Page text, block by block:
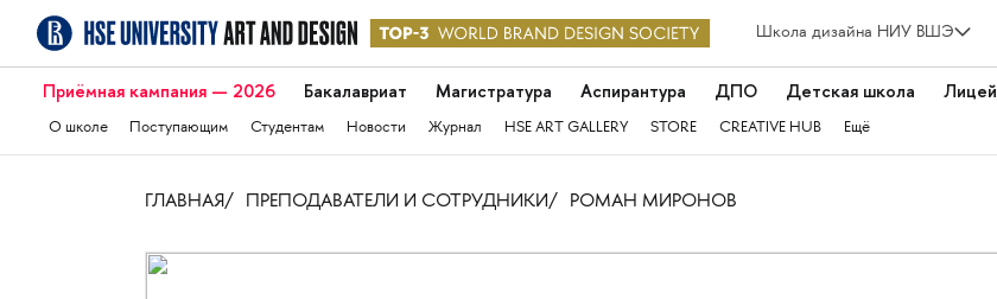
Школа дизайна НИУ ВШЭ
Приёмная кампания — 2026 Бакалавриат Магистратура Аспирантура ДПО Детская школа Лицей
О школе Поступающим Студентам Новости Журнал HSE ART GALLERY STORE CREATIVE HUB Ещё
ГЛАВНАЯ ПРЕПОДАВАТЕЛИ И СОТРУДНИКИ РОМАН МИРОНОВ